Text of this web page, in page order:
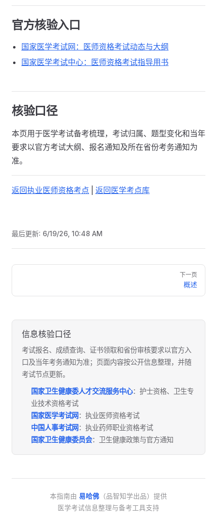
官方核验入口
国家医学考试网：医师资格考试动态与大纲
国家医学考试中心：医师资格考试指导用书
核验口径
本页用于医学考试备考梳理，考试归属、题型变化和当年
要求以官方考试大纲、报名通知及所在省份考务通知为
准。
返回执业医师资格考点 返回医学考点库
最后更新: 6/19/26, 10:48 AM
Pager
下一页
概述
信息核验口径
考试报名、成绩查询、证书领取和省份审核要求以官方入
口及当年考务通知为准；页面内容按公开信息整理，并随
考试节点更新。
国家卫生健康委人才交流服务中心：护士资格、卫生专
业技术资格考试
国家医学考试网 ：执业医师资格考试
中国人事考试网 ：执业药师职业资格考试
国家卫生健康委员会：卫生健康政策与官方通知
本指南由 易哈佛 （品智知学出品）提供
医学考试信息整理与备考工具支持